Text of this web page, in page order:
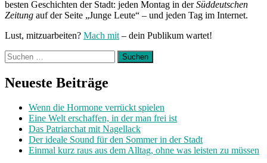
besten Geschichten der Stadt: jeden Montag in derSüddeutschen
Zeitung auf der Seite „Junge Leute“ – und jeden Tag im Internet.
Lust, mitzuarbeiten? Mach mit – dein Publikum wartet!
Suchen
nach:
Neueste Beiträge
Wenn die Hormone verrückt spielen
Eine Welt erschaffen, in der man frei ist
Das Patriarchat mit Nagellack
Der ideale Sound für den Sommer in der Stadt
Einmal kurz raus aus dem Alltag, ohne was leisten zu müssen